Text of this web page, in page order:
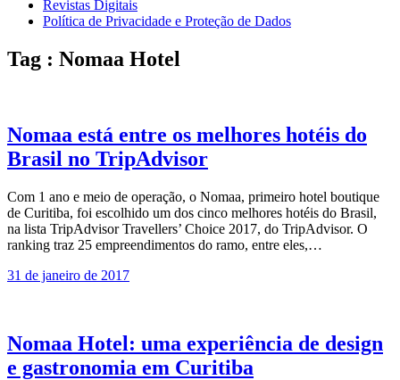
Revistas Digitais
Política de Privacidade e Proteção de Dados
Tag : Nomaa Hotel
Nomaa está entre os melhores hotéis do
Brasil no TripAdvisor
Com 1 ano e meio de operação, o Nomaa, primeiro hotel boutique
de Curitiba, foi escolhido um dos cinco melhores hotéis do Brasil,
na lista TripAdvisor Travellers’ Choice 2017, do TripAdvisor. O
ranking traz 25 empreendimentos do ramo, entre eles,…
31 de janeiro de 2017
Nomaa Hotel: uma experiência de design
e gastronomia em Curitiba